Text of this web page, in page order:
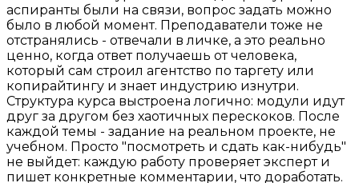
аспиранты были на связи, вопрос задать можно
было в любой момент. Преподаватели тоже не
отстранялись - отвечали в личке, а это реально
ценно, когда ответ получаешь от человека,
который сам строил агентство по таргету или
копирайтингу и знает индустрию изнутри.
Структура курса выстроена логично: модули идут
друг за другом без хаотичных перескоков. После
каждой темы - задание на реальном проекте, не
учебном. Просто "посмотреть и сдать как-нибудь"
не выйдет: каждую работу проверяет эксперт и
пишет конкретные комментарии, что доработать.